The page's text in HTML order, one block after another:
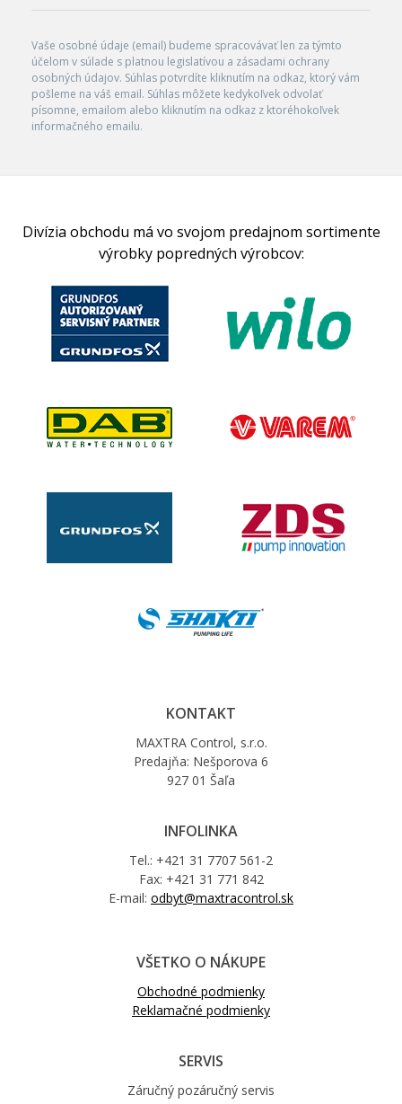
Vaše osobné údaje (email) budeme spracovávať len za týmto
účelom v súlade s platnou legislatívou a zásadami ochrany
osobných údajov. Súhlas potvrdíte kliknutím na odkaz, ktorý vám
pošleme na váš email. Súhlas môžete kedykoľvek odvolať
písomne, emailom alebo kliknutím na odkaz z ktoréhokoľvek
informačného emailu.
Divízia obchodu má vo svojom predajnom sortimente
výrobky popredných výrobcov:
KONTAKT
MAXTRA Control, s.r.o.
Predajňa: Nešporova 6
927 01 Šaľa
INFOLINKA
Tel.: +421 31 7707 561-2
Fax: +421 31 771 842
E-mail: odbyt@maxtracontrol.sk
VŠETKO O NÁKUPE
Obchodné podmienky
Reklamačné podmienky
SERVIS
Záručný pozáručný servis